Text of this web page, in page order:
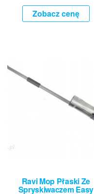
Zobacz cenę
Ravi Mop Płaski Ze
Spryskiwaczem Easy